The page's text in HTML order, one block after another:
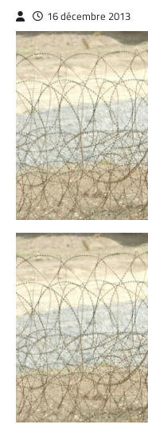
16 décembre 2013